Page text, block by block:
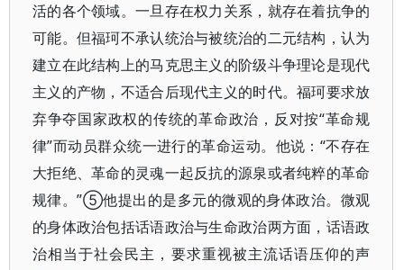
活的各个领域。一旦存在权力关系，就存在着抗争的
可能。但福珂不承认统治与被统治的二元结构，认为
建立在此结构上的马克思主义的阶级斗争理论是现代
主义的产物，不适合后现代主义的时代。福珂要求放
弃争夺国家政权的传统的革命政治，反对按“革命规
律”而动员群众统一进行的革命运动。他说：“不存在
大拒绝、革命的灵魂一起反抗的源泉或者纯粹的革命
规律。”⑤他提出的是多元的微观的身体政治。微观
的身体政治包括话语政治与生命政治两方面，话语政
治相当于社会民主，要求重视被主流话语压仰的声